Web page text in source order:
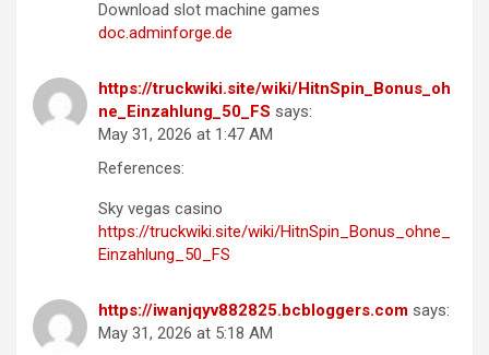
Download slot machine games
doc.adminforge.de
https://truckwiki.site/wiki/HitnSpin_Bonus_oh
ne_Einzahlung_50_FS says:
May 31, 2026 at 1:47 AM
References:
Sky vegas casino
https://truckwiki.site/wiki/HitnSpin_Bonus_ohne_
Einzahlung_50_FS
https://iwanjqyv882825.bcbloggers.com says:
May 31, 2026 at 5:18 AM